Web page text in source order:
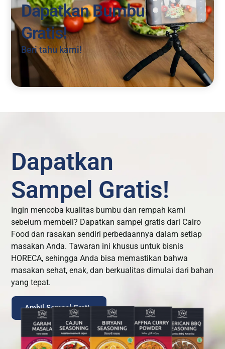
Dapatkan Bumbu
Gratis!
Beri tahu kami!
Dapatkan
Sampel Gratis!
Ingin mencoba kualitas bumbu dan rempah kami
sebelum membeli? Dapatkan sampel gratis dari Cairo
Food dan rasakan sendiri perbedaannya dalam setiap
masakan Anda. Tawaran ini khusus untuk bisnis
HORECA, sehingga Anda bisa memastikan bahwa
masakan sehat, enak, dan berkualitas dimulai dari bahan
yang tepat.
Ambil Sampel Gratis